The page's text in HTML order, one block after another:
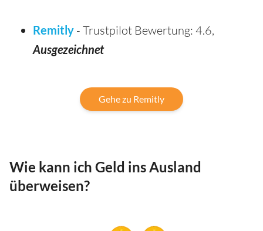
Remitly - Trustpilot Bewertung: 4.6,
Ausgezeichnet
Gehe zu Remitly
Wie kann ich Geld ins Ausland
überweisen?